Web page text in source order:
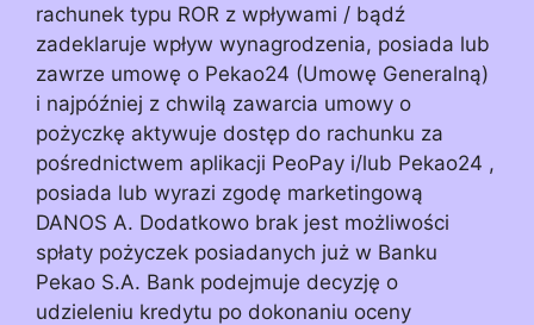
rachunek typu ROR z wpływami / bądź
zadeklaruje wpływ wynagrodzenia, posiada lub
zawrze umowę o Pekao24 (Umowę Generalną)
i najpóźniej z chwilą zawarcia umowy o
pożyczkę aktywuje dostęp do rachunku za
pośrednictwem aplikacji PeoPay i/lub Pekao24 ,
posiada lub wyrazi zgodę marketingową
DANOS A. Dodatkowo brak jest możliwości
spłaty pożyczek posiadanych już w Banku
Pekao S.A. Bank podejmuje decyzję o
udzieleniu kredytu po dokonaniu oceny